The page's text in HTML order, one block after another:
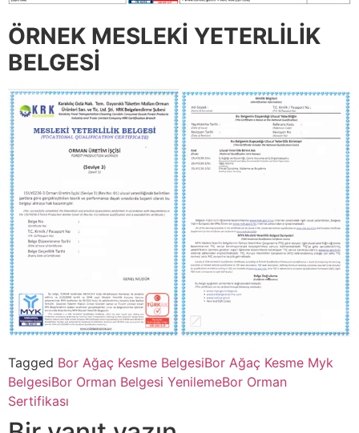
ÖRNEK MESLEKİ YETERLİLİK
BELGESİ
Tagged Bor Ağaç Kesme BelgesiBor Ağaç Kesme Myk
BelgesiBor Orman Belgesi YenilemeBor Orman
Sertifikası